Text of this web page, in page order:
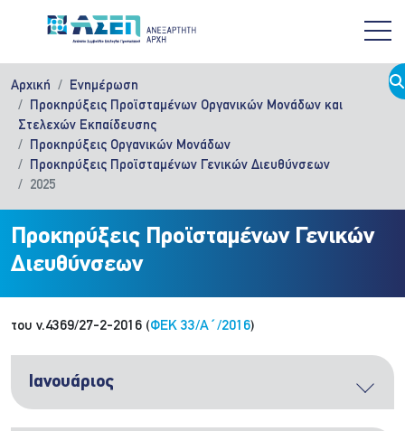
Αρχική
Ενημέρωση
Προκηρύξεις Προϊσταμένων Οργανικών Μονάδων και
Στελεχών Εκπαίδευσης
Προκηρύξεις Οργανικών Μονάδων
Προκηρύξεις Προϊσταμένων Γενικών Διευθύνσεων
2025
Προκηρύξεις Προϊσταμένων Γενικών
Διευθύνσεων
του ν.4369/27-2-2016 (ΦΕΚ 33/Α΄/2016)
Ιανουάριος